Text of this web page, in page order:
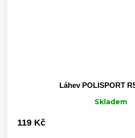
Láhev POLISPORT
Skladem
119 Kč